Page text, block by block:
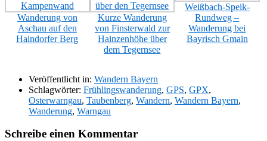
Wanderung von
Aschau auf den
Haindorfer Berg
Kurze Wanderung
von Finsterwald zur
Hainzenhöhe über
dem Tegernsee
Weißbach-Speik-
Rundweg –
Wanderung bei
Bayrisch Gmain
Veröffentlicht in: Wandern Bayern
Schlagwörter: Frühlingswanderung, GPS, GPX,
Osterwarngau, Taubenberg, Wandern, Wandern Bayern,
Wanderung, Warngau
Schreibe einen Kommentar